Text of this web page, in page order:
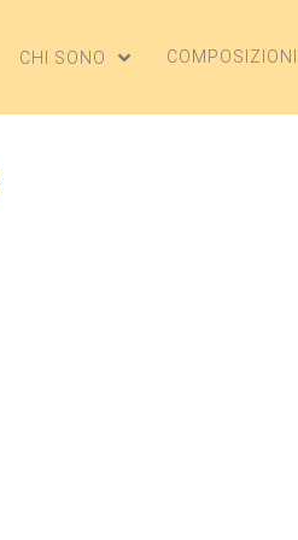
CHI SONO COMPOSIZIONI